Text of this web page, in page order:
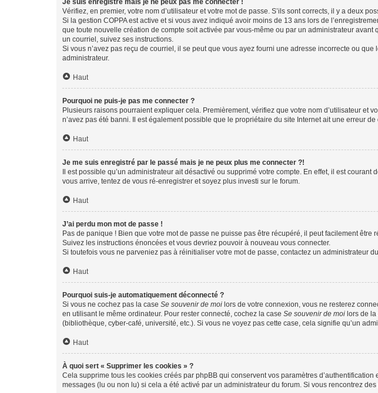
Je suis enregistré mais je ne peux pas me connecter !
Vérifiez, en premier, votre nom d’utilisateur et votre mot de passe. S’ils sont corrects, il y a deux
Si la gestion COPPA est active et si vous avez indiqué avoir moins de 13 ans lors de
que toute nouvelle création de compte soit activée par vous-même ou par un administrateur
un courriel, suivez ses instructions.
Si vous n’avez pas reçu de courriel, il se peut que vous ayez fourni une adresse incorrecte ou
administrateur.
Haut
Pourquoi ne puis-je pas me connecter ?
Plusieurs raisons pourraient expliquer cela. Premièrement, vérifiez que votre nom d’utilisateur et
n’avez pas été banni. Il est également possible que le propriétaire du site Internet ait une erreur
Haut
Je me suis enregistré par le passé mais je ne peux plus me connecter ?!
Il est possible qu’un administrateur ait désactivé ou supprimé votre compte. En effet, il est
vous arrive, tentez de vous ré-enregistrer et soyez plus investi sur le forum.
Haut
J’ai perdu mon mot de passe !
Pas de panique ! Bien que votre mot de passe ne puisse pas être récupéré, il peut facilement
Suivez les instructions énoncées et vous devriez pouvoir à nouveau vous connecter.
Si toutefois vous ne parveniez pas à réinitialiser votre mot de passe, contactez un administrateur
Haut
Pourquoi suis-je automatiquement déconnecté ?
Si vous ne cochez pas la case Se souvenir de moi lors de votre connexion, vous ne resterez
en utilisant le même ordinateur. Pour rester connecté, cochez la case Se souvenir de moi lors de
(bibliothèque, cyber-café, université, etc.). Si vous ne voyez pas cette case, cela signifie qu’un
Haut
À quoi sert « Supprimer les cookies » ?
Cela supprime tous les cookies créés par phpBB qui conservent vos paramètres
messages (lu ou non lu) si cela a été activé par un administrateur du forum. Si vous rencontrez